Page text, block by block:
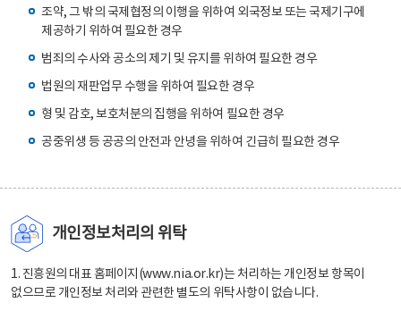
조약, 그 밖의 국제협정의 이행을 위하여 외국정보 또는 국제기구에
제공하기 위하여 필요한 경우
범죄의 수사와 공소의 제기 및 유지를 위하여 필요한 경우
법원의 재판업무 수행을 위하여 필요한 경우
형 및 감호, 보호처분의 집행을 위하여 필요한 경우
공중위생 등 공공의 안전과 안녕을 위하여 긴급히 필요한 경우
개인정보처리의 위탁
1. 진흥원의 대표 홈페이지(www.nia.or.kr)는 처리하는 개인정보 항목이
없으므로 개인정보 처리와 관련한 별도의 위탁사항이 없습니다.